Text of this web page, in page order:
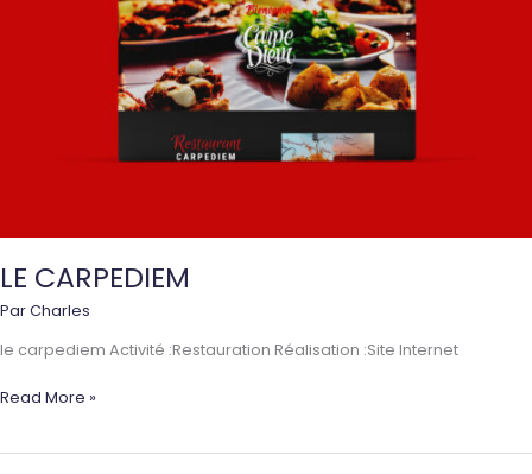
LE CARPEDIEM
ParCharles
le carpediem Activité :Restauration Réalisation :Site Internet
LE
Read More »